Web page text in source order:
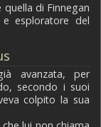
quella di Finnegan
esploratore del
avanzata, per
secondo i suoi
colpito la sua